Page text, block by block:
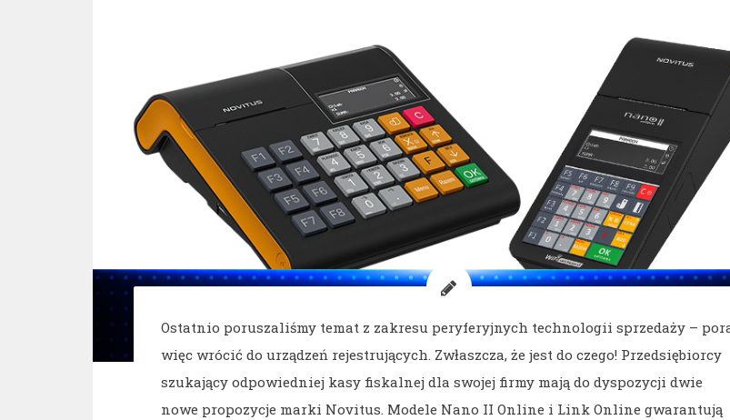
Ostatnio poruszaliśmy temat z zakresu peryferyjnych technologii sprzedaży –
więc wrócić do urządzeń rejestrujących. Zwłaszcza, że jest do czego! Przedsiębiorcy
szukający odpowiedniej kasy fiskalnej dla swojej firmy mają do dyspozycji dwie
nowe propozycje marki Novitus. Modele Nano II Online i Link Online gwarantują